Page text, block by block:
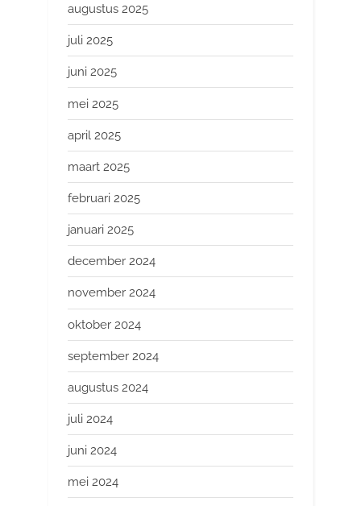
augustus 2025
juli 2025
juni 2025
mei 2025
april 2025
maart 2025
februari 2025
januari 2025
december 2024
november 2024
oktober 2024
september 2024
augustus 2024
juli 2024
juni 2024
mei 2024